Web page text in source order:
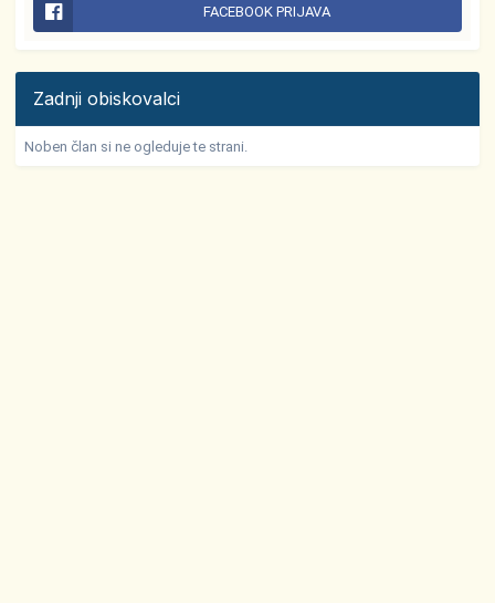
FACEBOOK PRIJAVA
Zadnji obiskovalci
Noben član si ne ogleduje te strani.